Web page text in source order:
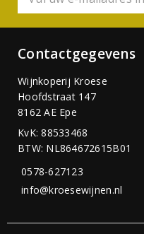
Contactgegevens
Wijnkoperij Kroese
Hoofdstraat 147
8162 AE Epe
KvK: 88533468
BTW: NL864672615B01
0578-627123
info@kroesewijnen.nl